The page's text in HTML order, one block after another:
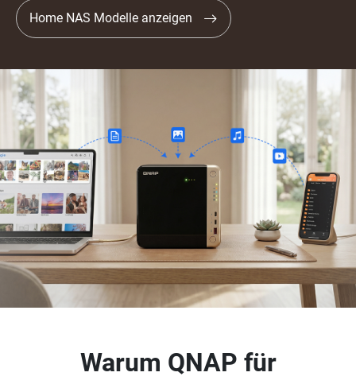
Home NAS Modelle anzeigen
Warum QNAP für